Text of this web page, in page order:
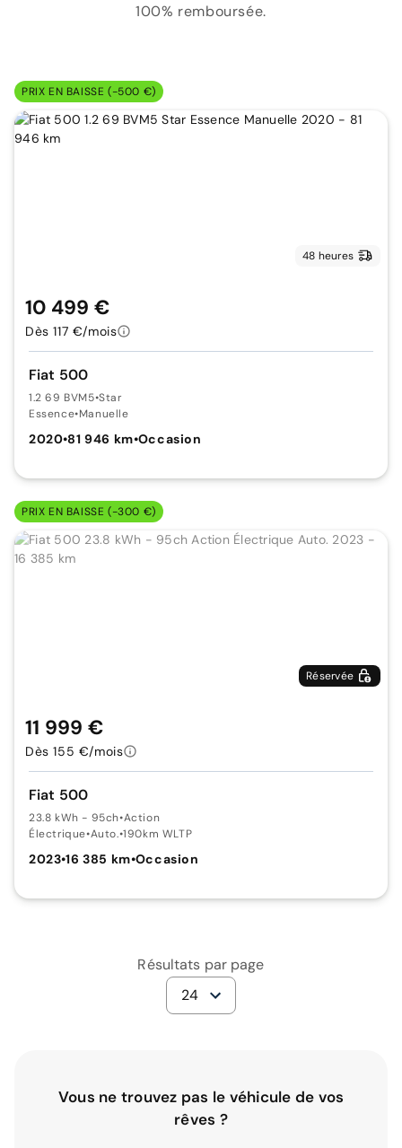
100% remboursée.
PRIX EN BAISSE (-500 €)
48 heures
Fiat 500
1.2 69 BVM5•Star
Essence•Manuelle
2020•81 946 km•Occasion
10 499 €
Dès 117 €/mois
PRIX EN BAISSE (-300 €)
Réservée
Fiat 500
23.8 kWh - 95ch•Action
Électrique•Auto.•190km WLTP
2023•16 385 km•Occasion
11 999 €
Dès 155 €/mois
Résultats par page
24
Vous ne trouvez pas le véhicule de vos
rêves ?